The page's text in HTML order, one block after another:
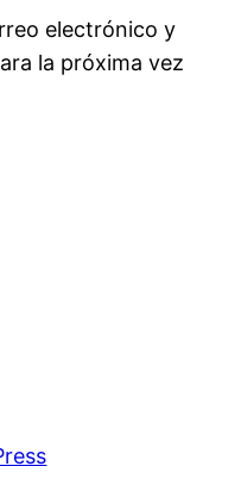
electrónico y
la próxima vez